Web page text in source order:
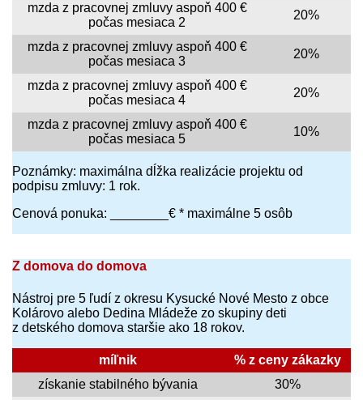
mzda z pracovnej zmluvy aspoň 400 €
počas mesiaca 2
20%
mzda z pracovnej zmluvy aspoň 400 €
počas mesiaca 3
20%
mzda z pracovnej zmluvy aspoň 400 €
počas mesiaca 4
20%
mzda z pracovnej zmluvy aspoň 400 €
počas mesiaca 5
10%
Poznámky: maximálna dĺžka realizácie projektu od
podpisu zmluvy: 1 rok.
Cenová ponuka: ________€ * maximálne 5 osôb
Z domova do domova
Nástroj pre 5 ľudí z okresu Kysucké Nové Mesto z obce
Kolárovo alebo Dedina Mládeže zo skupiny deti
z detského domova staršie ako 18 rokov.
míľnik
% z ceny zákazky
získanie stabilného bývania
30%